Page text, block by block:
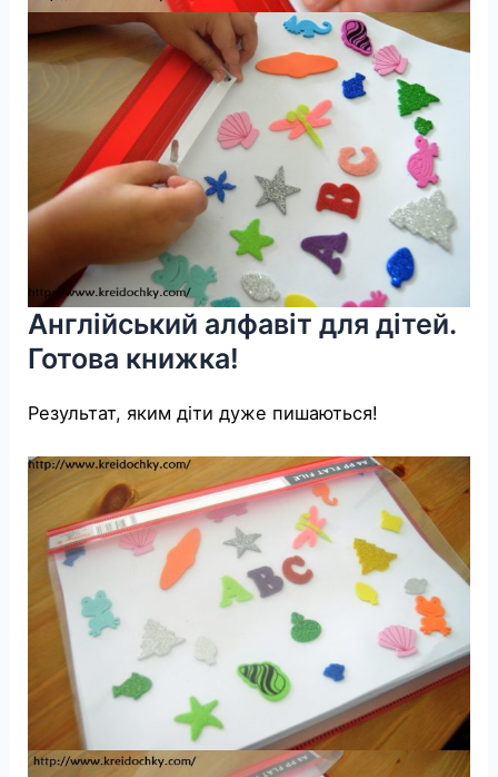
Англійський алфавіт для дітей.
Готова книжка!
Результат, яким діти дуже пишаються!